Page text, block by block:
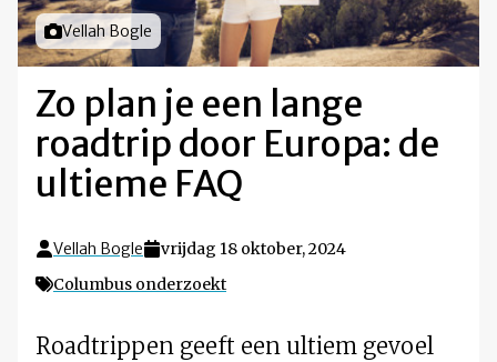
Foto door
Vellah Bogle
Zo plan je een lange
roadtrip door Europa: de
ultieme FAQ
Vellah Bogle
vrijdag 18 oktober, 2024
Columbus onderzoekt
Roadtrippen geeft een ultiem gevoel